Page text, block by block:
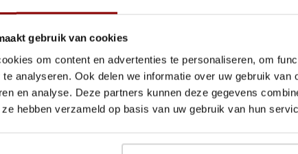
gebruik van cookies
om content en advertenties te personaliseren, om
analyseren. Ook delen we informatie over uw gebruik
en analyse. Deze partners kunnen deze gegevens
hebben verzameld op basis van uw gebruik van hun
is uit FSC-gecertificeerde bossen. Dit
manier is gewonnen, een
doordacht ontwerp biedt dit bed een veilige en
uit tot rust en veiligheid, en is een mooie